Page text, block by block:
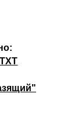
TXT